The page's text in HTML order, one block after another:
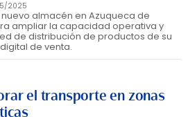
2025
almacén en Azuqueca de
ampliar la capacidad operativa y
de distribución de productos de su
de venta.
el transporte en zonas